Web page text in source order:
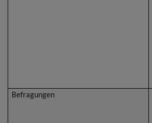
Befragungen